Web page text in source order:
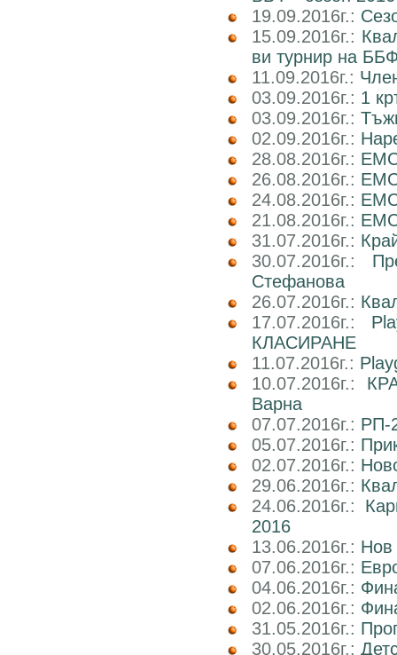
19.09.2016г.:
15.09.2016г.:
ви турнир на
11.09.2016г.:
03.09.2016г.: 1
03.09.2016г.:
02.09.2016г.:
28.08.2016г.:
26.08.2016г.:
24.08.2016г.:
21.08.2016г.:
31.07.2016г.:
30.07.2016г.:
Стефанова
26.07.2016г.:
17.07.2016г.:
КЛАСИРАНЕ
11.07.2016г.:
10.07.2016г.:
Варна
07.07.2016г.: РП-
05.07.2016г.:
02.07.2016г.:
29.06.2016г.:
24.06.2016г.:
2016
13.06.2016г.:
07.06.2016г.:
04.06.2016г.:
02.06.2016г.:
31.05.2016г.:
30.05.2016г.: